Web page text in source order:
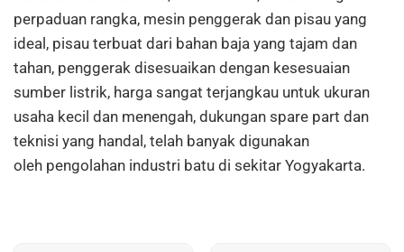
perpaduan rangka, mesin penggerak dan pisau yang
ideal, pisau terbuat dari bahan baja yang tajam dan
tahan, penggerak disesuaikan dengan kesesuaian
sumber listrik, harga sangat terjangkau untuk ukuran
usaha kecil dan menengah, dukungan spare part dan
teknisi yang handal, telah banyak digunakan
oleh pengolahan industri batu di sekitar Yogyakarta.